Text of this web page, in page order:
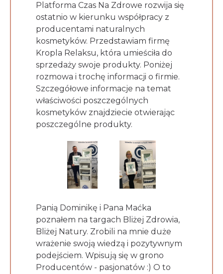
Platforma Czas Na Zdrowe rozwija się
ostatnio w kierunku współpracy z
producentami naturalnych
kosmetyków. Przedstawiam firmę
Kropla Relaksu, która umieściła do
sprzedaży swoje produkty. Poniżej
rozmowa i trochę informacji o firmie.
Szczegółowe informacje na temat
właściwości poszczególnych
kosmetyków znajdziecie otwierając
poszczególne produkty.
Panią Dominikę i Pana Maćka
poznałem na targach Bliżej Zdrowia,
Bliżej Natury. Zrobili na mnie duże
wrażenie swoją wiedzą i pozytywnym
podejściem. Wpisują się w grono
Producentów - pasjonatów :) O to